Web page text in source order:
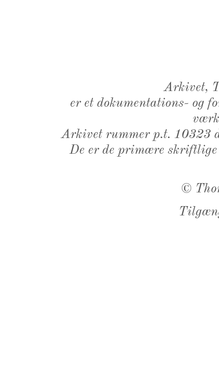
Arkivet,
er et dokumentations- og
Arkivet rummer p.t. 10323
De er de primære
©